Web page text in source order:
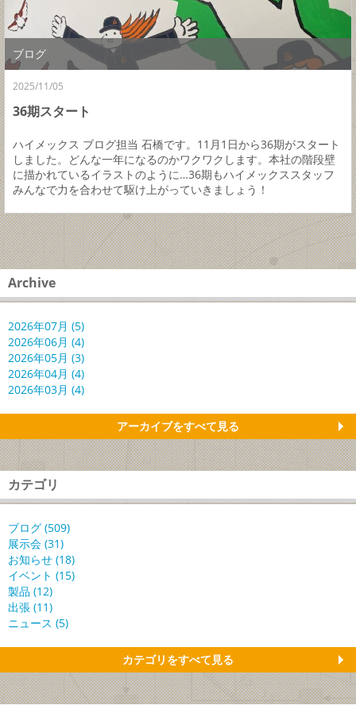
ブログ
2025/11/05
36期スタート
ハイメックス ブログ担当 石橋です。11月1日から36期がスタート
しました。どんな一年になるのかワクワクします。本社の階段壁
に描かれているイラストのように…36期もハイメックススタッフ
みんなで力を合わせて駆け上がっていきましょう！
Archive
2026年07月 (5)
2026年06月 (4)
2026年05月 (3)
2026年04月 (4)
2026年03月 (4)
アーカイブをすべて見る
カテゴリ
ブログ (509)
展示会 (31)
お知らせ (18)
イベント (15)
製品 (12)
出張 (11)
ニュース (5)
カテゴリをすべて見る